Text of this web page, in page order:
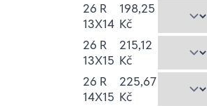
26 R
13X14
198,25
Kč
26 R
13X15
215,12
Kč
26 R
14X15
225,67
Kč